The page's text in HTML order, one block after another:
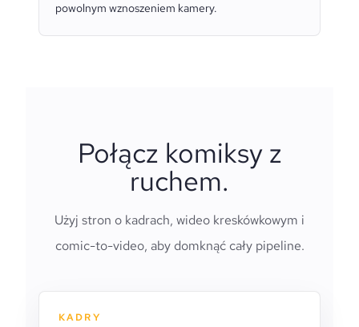
powolnym wznoszeniem kamery.
Połącz komiksy z
ruchem.
Użyj stron o kadrach, wideo kreskówkowym i
comic-to-video, aby domknąć cały pipeline.
KADRY